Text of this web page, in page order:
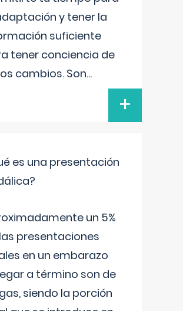
y tener la
suficiente
tener conciencia de
cambios. Son...
+
es una presentación
un 5%
presentaciones
en un embarazo
a término son de
siendo la porción